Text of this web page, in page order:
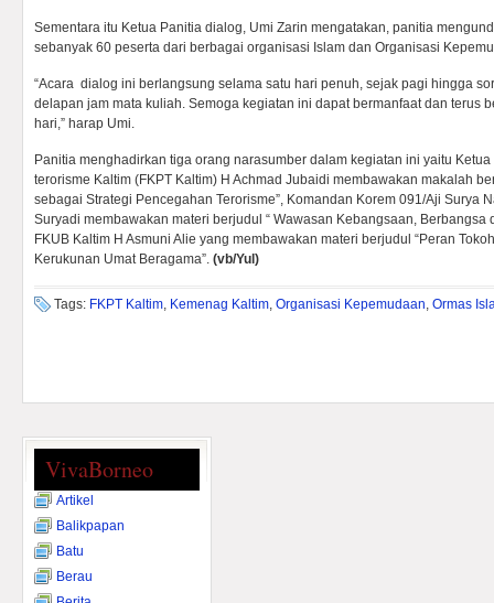
Sementara itu Ketua Panitia dialog, Umi Zarin mengatakan, panitia
sebanyak 60 peserta dari berbagai organisasi Islam dan Organisasi
“Acara dialog ini berlangsung selama satu hari penuh, sejak pagi hingga
delapan jam mata kuliah. Semoga kegiatan ini dapat bermanfaat dan terus
hari,” harap Umi.
Panitia menghadirkan tiga orang narasumber dalam kegiatan ini yaitu
terorisme Kaltim (FKPT Kaltim) H Achmad Jubaidi membawakan makalah
sebagai Strategi Pencegahan Terorisme”, Komandan Korem 091/Aji Surya
Suryadi membawakan materi berjudul “ Wawasan Kebangsaan, Berbangsa
FKUB Kaltim H Asmuni Alie yang membawakan materi berjudul “Peran
Kerukunan Umat Beragama”. (vb/Yul)
Tags: FKPT Kaltim, Kemenag Kaltim, Organisasi Kepemudaan, Ormas
VivaBorneo
Artikel
Balikpapan
Batu
Berau